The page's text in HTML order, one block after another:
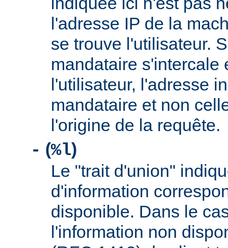
l'adresse IP de la
se trouve l'utilisateur.
mandataire s'intercale
l'utilisateur, l'adresse
mandataire et non
l'origine de la requête.
- (%l)
Le "trait d'union"
d'information
disponible. Dans le
l'information non